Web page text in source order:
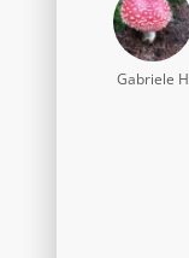
Gabriele H